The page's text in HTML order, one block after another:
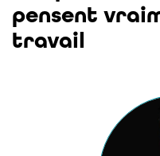
pensent
travail